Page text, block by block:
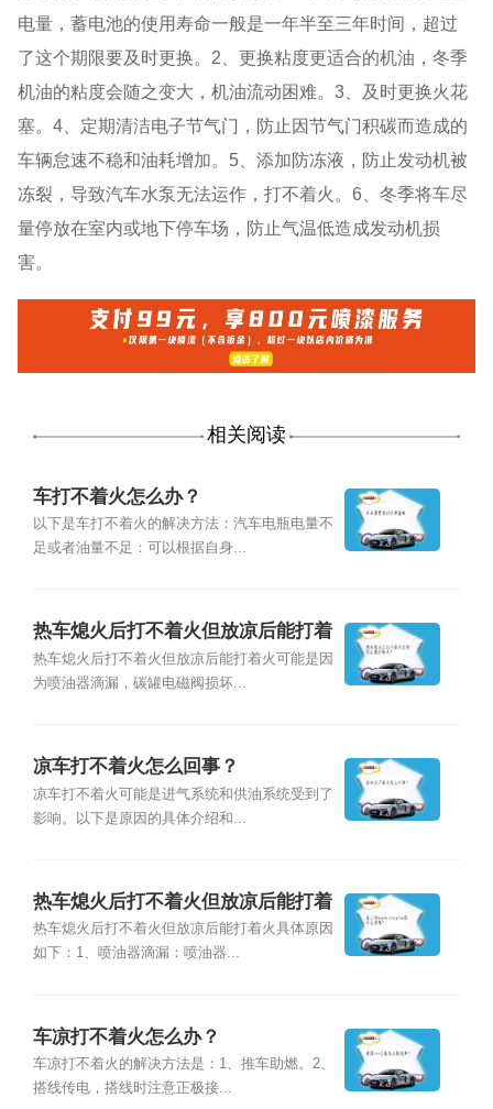
电量，蓄电池的使用寿命一般是一年半至三年时间，超过
了这个期限要及时更换。2、更换粘度更适合的机油，冬季
机油的粘度会随之变大，机油流动困难。3、及时更换火花
塞。4、定期清洁电子节气门，防止因节气门积碳而造成的
车辆怠速不稳和油耗增加。5、添加防冻液，防止发动机被
冻裂，导致汽车水泵无法运作，打不着火。6、冬季将车尽
量停放在室内或地下停车场，防止气温低造成发动机损
害。
相关阅读
车打不着火怎么办？
以下是车打不着火的解决方法：汽车电瓶电量不
足或者油量不足：可以根据自身...
热车熄火后打不着火但放凉后能打着
火？
热车熄火后打不着火但放凉后能打着火可能是因
为喷油器滴漏，碳罐电磁阀损坏...
凉车打不着火怎么回事？
凉车打不着火可能是进气系统和供油系统受到了
影响。以下是原因的具体介绍和...
热车熄火后打不着火但放凉后能打着
火怎么回事？
热车熄火后打不着火但放凉后能打着火具体原因
如下：1、喷油器滴漏：喷油器...
车凉打不着火怎么办？
车凉打不着火的解决方法是：1、推车助燃。2、
搭线传电，搭线时注意正极接...